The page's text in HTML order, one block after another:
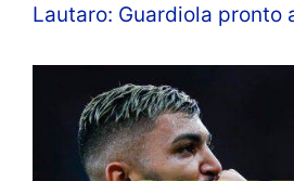
Lautaro: Guardiola pronto